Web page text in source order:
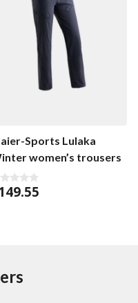
Sports Lulaka
women’s trousers